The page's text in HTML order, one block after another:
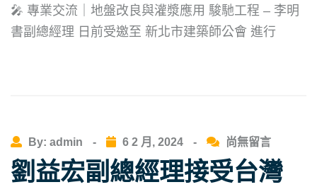
🎤 專業交流｜地盤改良與灌漿應用 駿馳工程 – 李明
書副總經理 日前受邀至 新北市建築師公會 進行
By: admin - 6 2 月, 2024 - 尚無留言
劉益宏副總經理接受台灣